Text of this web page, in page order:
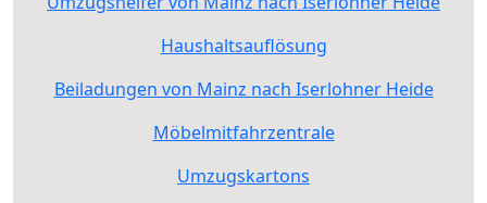
Haushaltsauflösung
Beiladungen von Mainz nach Iserlohner Heide
Möbelmitfahrzentrale
Umzugskartons